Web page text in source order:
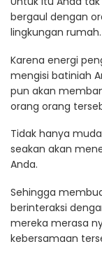
bergaul dengan
lingkungan rumah.
Karena energi
mengisi batiniah
pun akan
orang orang
Tidak hanya
seakan akan
Anda.
Sehingga
berinteraksi
mereka merasa
kebersamaan